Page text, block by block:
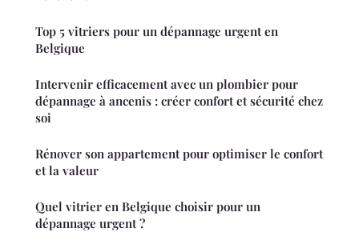
Top 5 vitriers pour un dépannage urgent en
Belgique
Intervenir efficacement avec un plombier pour
dépannage à ancenis : créer confort et sécurité chez
soi
Rénover son appartement pour optimiser le confort
et la valeur
Quel vitrier en Belgique choisir pour un
dépannage urgent ?